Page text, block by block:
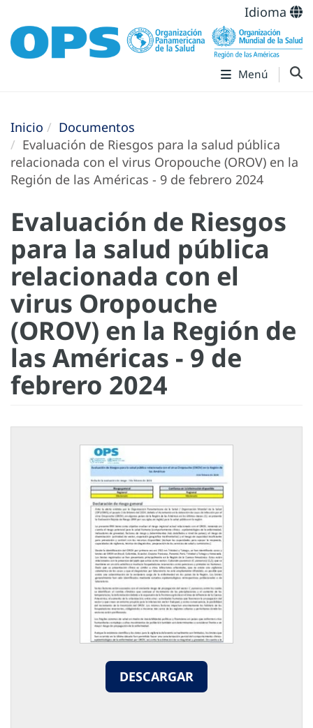
Idioma
Menú
Inicio
Documentos
Evaluación de Riesgos para la salud pública
relacionada con el virus Oropouche (OROV) en la
Región de las Américas - 9 de febrero 2024
Evaluación de Riesgos
para la salud pública
relacionada con el
virus Oropouche
(OROV) en la Región de
las Américas - 9 de
febrero 2024
DESCARGAR